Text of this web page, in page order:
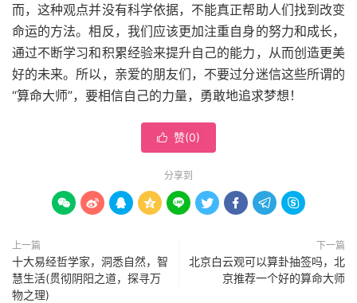
而，这种观点并没有科学依据，不能真正帮助人们找到改变
命运的方法。相反，我们应该更加注重自身的努力和成长，
通过不断学习和积累经验来提升自己的能力，从而创造更美
好的未来。所以，亲爱的朋友们，不要过分迷信这些所谓的
“算命大师”，要相信自己的力量，勇敢地追求梦想！
 赞(0)
分享到
        
上一篇
十大易经哲学家，洞悉自然，智
慧生活(贯彻阴阳之道，探寻万
物之理)
下一篇
北京白云观可以算卦抽签吗，北
京推荐一个好的算命大师